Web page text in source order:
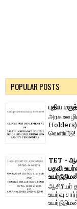
POPULAR POSTS
புதிய
அரசு
Holders)
வெளியீடு!
TET -
பதவி
ஆசிரியர்
உயர்வு